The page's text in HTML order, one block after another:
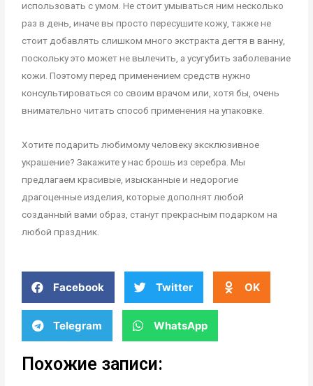
использовать с умом. Не стоит умываться ним несколько
раз в день, иначе вы просто пересушите кожу, также не
стоит добавлять слишком много экстракта дегтя в ванну,
поскольку это может не вылечить, а усугубить заболевание
кожи. Поэтому перед применением средств нужно
консультироваться со своим врачом или, хотя бы, очень
внимательно читать способ применения на упаковке.
Хотите подарить любимому человеку эксклюзивное
украшение? Закажите у нас брошь из серебра. Мы
предлагаем красивые, изысканные и недорогие
драгоценные изделия, которые дополнят любой
созданный вами образ, станут прекрасным подарком на
любой праздник.
Facebook Twitter OK
Telegram WhatsApp
Похожие записи: